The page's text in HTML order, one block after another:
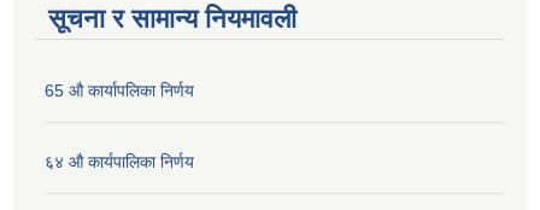
सूचना र सामान्य नियमावली
65 औ कार्यापलिका निर्णय
६४ औ कार्यपालिका निर्णय